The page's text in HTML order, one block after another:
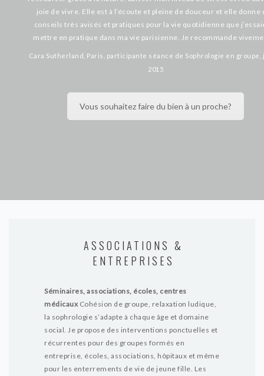
joie de vivre. Elle est à l’écoute et pleine de douceur et elle donne
conseils très avisés et pratiques pour la vie quotidienne que
mettre en pratique dans ma vie parisienne. Je recommande
Cara Sutherland, Paris, participante séance de Sophrologie en
2015
Vous souhaitez faire du bien à un proche?
ASSOCIATIONS &
ENTREPRISES
Séminaires, associations, écoles, centres
médicauxCohésion de groupe, relaxation ludique,
la sophrologie s’adapte à chaque âge et domaine
social. Je propose des interventions ponctuelles et
récurrentes pour des groupes formés en
entreprise, écoles, associations, hôpitaux et même
pour les enterrements de vie de jeune fille. Les